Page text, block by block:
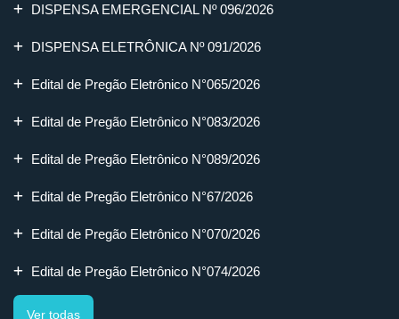
DISPENSA EMERGENCIAL Nº 096/2026
DISPENSA ELETRÔNICA Nº 091/2026
Edital de Pregão Eletrônico N°065/2026
Edital de Pregão Eletrônico N°083/2026
Edital de Pregão Eletrônico N°089/2026
Edital de Pregão Eletrônico N°67/2026
Edital de Pregão Eletrônico N°070/2026
Edital de Pregão Eletrônico N°074/2026
Ver todas